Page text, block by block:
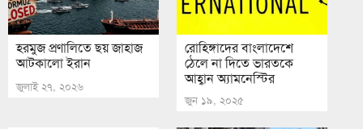
হরমুজ প্রণালিতে ছয় জাহাজ
আটকালো ইরান
জুলাই ২৭, ২০২৬
রোহিঙ্গাদের বাংলাদেশে
ঠেলে না দিতে ভারতকে
আহ্বান অ্যামনেস্টির
জুন ১৯, ২০২৫